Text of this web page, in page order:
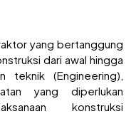
yang bertanggung
dari awal hingga
teknik (Engineering),
yang diperlukan
konstruksi